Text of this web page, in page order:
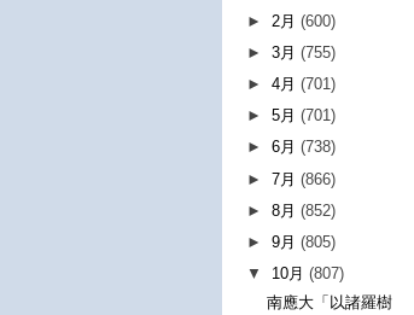
► 2月(600)
►3月(755)
►4月(701)
►5月(701)
►6月(738)
►7月(866)
►8月(852)
►9月(805)
▼ 10月(807)
南應大「以諸羅樹